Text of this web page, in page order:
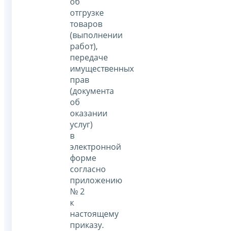
отгрузке
товаров
(выполнении
работ),
передаче
имущественных
прав
(документа
об
оказании
услуг)
в
электронной
форме
согласно
приложению
№ 2
к
настоящему
приказу.